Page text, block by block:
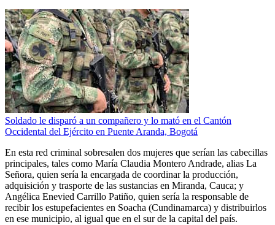
Soldado le disparó a un compañero y lo mató en el Cantón
Occidental del Ejército en Puente Aranda, Bogotá
En esta red criminal sobresalen dos mujeres que serían las cabecillas
principales, tales como María Claudia Montero Andrade, alias La
Señora, quien sería la encargada de coordinar la producción,
adquisición y trasporte de las sustancias en Miranda, Cauca; y
Angélica Enevied Carrillo Patiño, quien sería la responsable de
recibir los estupefacientes en Soacha (Cundinamarca) y distribuirlos
en ese municipio, al igual que en el sur de la capital del país.